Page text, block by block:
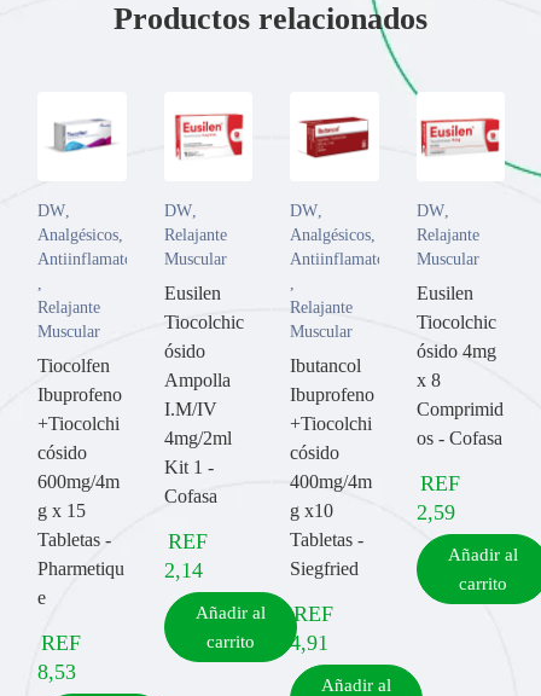
Productos relacionados
DW
Analgésicos
Antiinflamatorios
Relajante
Muscular
Tiocolfen
Ibuprofeno
+Tiocolchi
cósido
600mg/4m
g x 15
Tabletas -
Pharmetiqu
e
REF
8,53
DW,
Relajante
Muscular
Eusilen
Tiocolchic
ósido
Ampolla
I.M/IV
4mg/2ml
Kit 1 -
Cofasa
REF
2,14
Añadir al
carrito
DW
Analgésicos
Antiinflamatorios
Relajante
Muscular
Ibutancol
Ibuprofeno
+Tiocolchi
cósido
400mg/4m
g x10
Tabletas -
Siegfried
REF
4,91
Añadir al
DW,
Relajante
Muscular
Eusilen
Tiocolchic
ósido 4mg
x 8
Comprimid
os - Cofasa
REF
2,59
Añadir al
carrito